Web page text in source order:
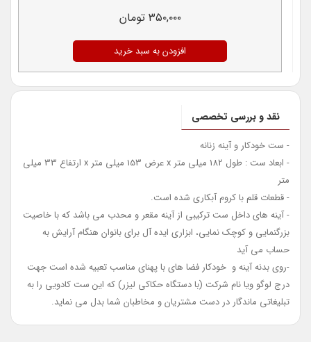
۳۵۰,۰۰۰ تومان
افزودن به سبد خرید
نقد و بررسی تخصصی
- ست خودکار و آینه زنانه
- ابعاد ست : طول 182 میلی متر x عرض 153 میلی متر x ارتفاع 33 میلی
متر
- قطعات قلم با کروم آبکاری شده است.
- آینه های داخل ست ترکیبی از آینه مقعر و محدب می باشد که با خاصیت
بزرگنمایی و کوچک نمایی، ابزاری ایده آل برای بانوان هنگام آرایش به
حساب می آید
-روی بدنه آینه و خودکار فضا های با پهنای مناسب تعبیه شده است جهت
درج لوگو ویا نام شرکت (با دستگاه حکاکی لیزر) که این ست کادویی را به
تبلیغاتی ماندگار در دست مشتریان و مخاطبان شما بدل می نماید.